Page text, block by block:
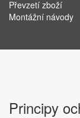
Převzetí zboží
Montážní návody
Principy